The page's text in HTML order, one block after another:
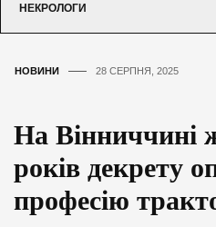
НЕКРОЛОГИ
НОВИНИ 28 СЕРПНЯ, 2025
На Вінниччині
років декрету
професію